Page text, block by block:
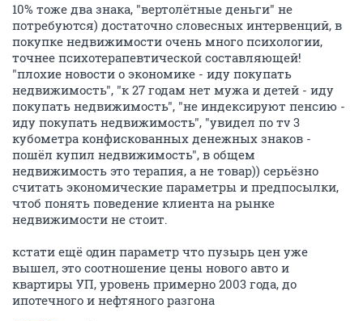
10% тоже два знака, "вертолётные деньги" не
потребуются) достаточно словесных интервенций, в
покупке недвижимости очень много психологии,
точнее психотерапевтической составляющей!
"плохие новости о экономике - иду покупать
недвижимость", "к 27 годам нет мужа и детей - иду
покупать недвижимость", "не индексируют пенсию -
иду покупать недвижимость", "увидел по тv 3
кубометра конфискованных денежных знаков -
пошёл купил недвижимость", в общем
недвижимость это терапия, а не товар)) серьёзно
считать экономические параметры и предпосылки,
чтоб понять поведение клиента на рынке
недвижимости не стоит.
кстати ещё один параметр что пузырь цен уже
вышел, это соотношение цены нового авто и
квартиры УП, уровень примерно 2003 года, до
ипотечного и нефтяного разгона